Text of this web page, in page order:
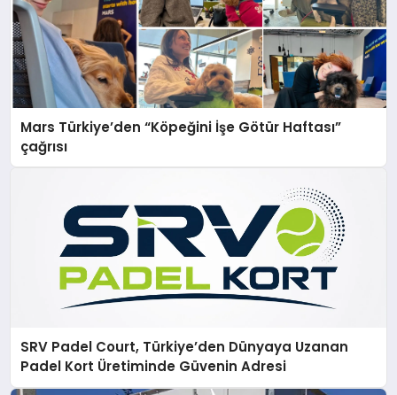
Mars Türkiye’den “Köpeğini İşe Götür Haftası”
çağrısı
SRV Padel Court, Türkiye’den Dünyaya Uzanan
Padel Kort Üretiminde Güvenin Adresi